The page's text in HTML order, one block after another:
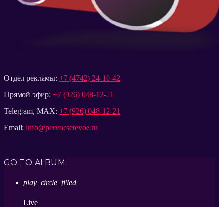
Отдел рекламы: +7 (4742) 24-10-42
Прямой эфир: +7 (926) 048-12-21
Telegram, MAX: +7 (926) 048-12-21
Email: info@pervoesetevoe.ru
GO TO ALBUM
play_circle_filled
Live